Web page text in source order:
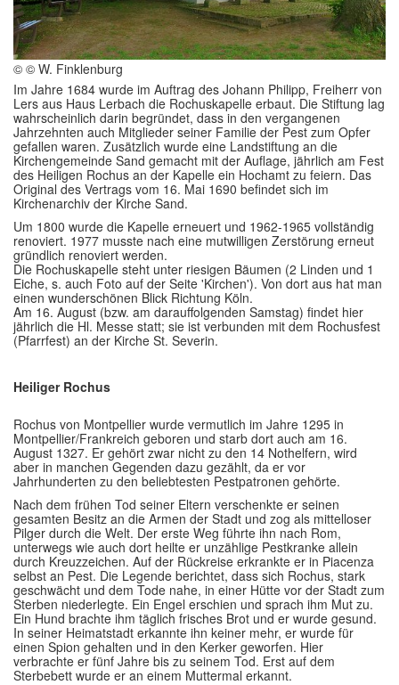
Im Überblick
Links
Kontakt
© © W. Finklenburg
Im Jahre 1684 wurde im Auftrag des Johann Philipp, Freiherr von
Lers aus Haus Lerbach die Rochuskapelle erbaut. Die Stiftung lag
wahrscheinlich darin begründet, dass in den vergangenen
Jahrzehnten auch Mitglieder seiner Familie der Pest zum Opfer
gefallen waren. Zusätzlich wurde eine Landstiftung an die
Kirchengemeinde Sand gemacht mit der Auflage, jährlich am Fest
des Heiligen Rochus an der Kapelle ein Hochamt zu feiern. Das
Original des Vertrags vom 16. Mai 1690 befindet sich im
Kirchenarchiv der Kirche Sand.
Um 1800 wurde die Kapelle erneuert und 1962-1965 vollständig
renoviert. 1977 musste nach eine mutwilligen Zerstörung erneut
gründlich renoviert werden.
Die Rochuskapelle steht unter riesigen Bäumen (2 Linden und 1
Eiche, s. auch Foto auf der Seite 'Kirchen'). Von dort aus hat man
einen wunderschönen Blick Richtung Köln.
Am 16. August (bzw. am darauffolgenden Samstag) findet hier
jährlich die Hl. Messe statt; sie ist verbunden mit dem Rochusfest
(Pfarrfest) an der Kirche St. Severin.
Heiliger Rochus
Rochus von Montpellier wurde vermutlich im Jahre 1295 in
Montpellier/Frankreich geboren und starb dort auch am 16.
August 1327. Er gehört zwar nicht zu den 14 Nothelfern, wird
aber in manchen Gegenden dazu gezählt, da er vor
Jahrhunderten zu den beliebtesten Pestpatronen gehörte.
Nach dem frühen Tod seiner Eltern verschenkte er seinen
gesamten Besitz an die Armen der Stadt und zog als mittelloser
Pilger durch die Welt. Der erste Weg führte ihn nach Rom,
unterwegs wie auch dort heilte er unzählige Pestkranke allein
durch Kreuzzeichen. Auf der Rückreise erkrankte er in Piacenza
selbst an Pest. Die Legende berichtet, dass sich Rochus, stark
geschwächt und dem Tode nahe, in einer Hütte vor der Stadt zum
Sterben niederlegte. Ein Engel erschien und sprach ihm Mut zu.
Ein Hund brachte ihm täglich frisches Brot und er wurde gesund.
In seiner Heimatstadt erkannte ihn keiner mehr, er wurde für
einen Spion gehalten und in den Kerker geworfen. Hier
verbrachte er fünf Jahre bis zu seinem Tod. Erst auf dem
Sterbebett wurde er an einem Muttermal erkannt.